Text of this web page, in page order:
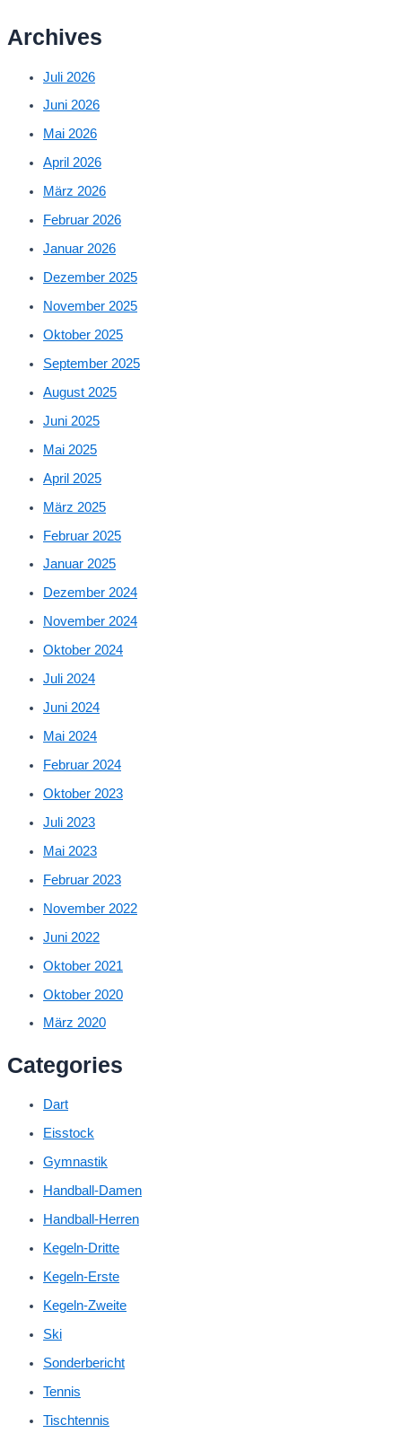
Archives
Juli 2026
Juni 2026
Mai 2026
April 2026
März 2026
Februar 2026
Januar 2026
Dezember 2025
November 2025
Oktober 2025
September 2025
August 2025
Juni 2025
Mai 2025
April 2025
März 2025
Februar 2025
Januar 2025
Dezember 2024
November 2024
Oktober 2024
Juli 2024
Juni 2024
Mai 2024
Februar 2024
Oktober 2023
Juli 2023
Mai 2023
Februar 2023
November 2022
Juni 2022
Oktober 2021
Oktober 2020
März 2020
Categories
Dart
Eisstock
Gymnastik
Handball-Damen
Handball-Herren
Kegeln-Dritte
Kegeln-Erste
Kegeln-Zweite
Ski
Sonderbericht
Tennis
Tischtennis